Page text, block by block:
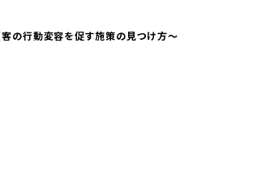
の行動変容を促す施策の見つけ方〜